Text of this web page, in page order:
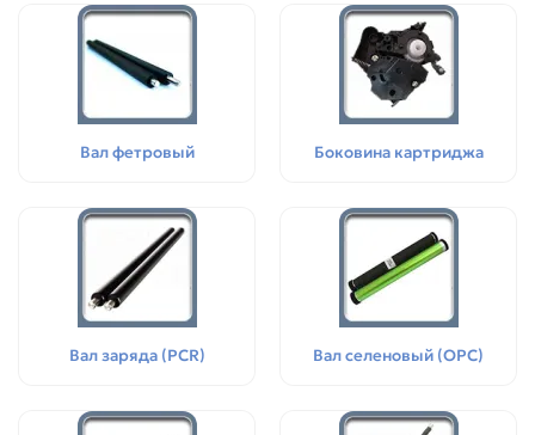
Вал фетровый Боковина картриджа
Вал заряда (PCR) Вал селеновый (OPC)